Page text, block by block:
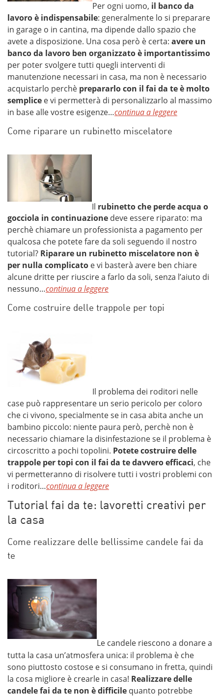
Per ogni uomo, il banco da
lavoro è indispensabile: generalmente lo si preparare
in garage o in cantina, ma dipende dallo spazio che
avete a disposizione. Una cosa però è certa: avere un
banco da lavoro ben organizzato è importantissimo
per poter svolgere tutti quegli interventi di
manutenzione necessari in casa, ma non è necessario
acquistarlo perchè prepararlo con il fai da te è molto
semplice e vi permetterà di personalizzarlo al massimo
in base alle vostre esigenze…continua a leggere
Come riparare un rubinetto miscelatore
Il rubinetto che perde acqua o
gocciola in continuazione deve essere riparato: ma
perchè chiamare un professionista a pagamento per
qualcosa che potete fare da soli seguendo il nostro
tutorial? Riparare un rubinetto miscelatore non è
per nulla complicato e vi basterà avere ben chiare
alcune dritte per riuscire a farlo da soli, senza l’aiuto di
nessuno…continua a leggere
Come costruire delle trappole per topi
Il problema dei roditori nelle
case può rappresentare un serio pericolo per coloro
che ci vivono, specialmente se in casa abita anche un
bambino piccolo: niente paura però, perchè non è
necessario chiamare la disinfestazione se il problema è
circoscritto a pochi topolini. Potete costruire delle
trappole per topi con il fai da te davvero efficaci, che
vi permetteranno di risolvere tutti i vostri problemi con
i roditori…continua a leggere
Tutorial fai da te: lavoretti creativi per
la casa
Come realizzare delle bellissime candele fai da
te
Le candele riescono a donare a
tutta la casa un’atmosfera unica: il problema è che
sono piuttosto costose e si consumano in fretta, quindi
la cosa migliore è crearle in casa! Realizzare delle
candele fai da te non è difficile quanto potrebbe